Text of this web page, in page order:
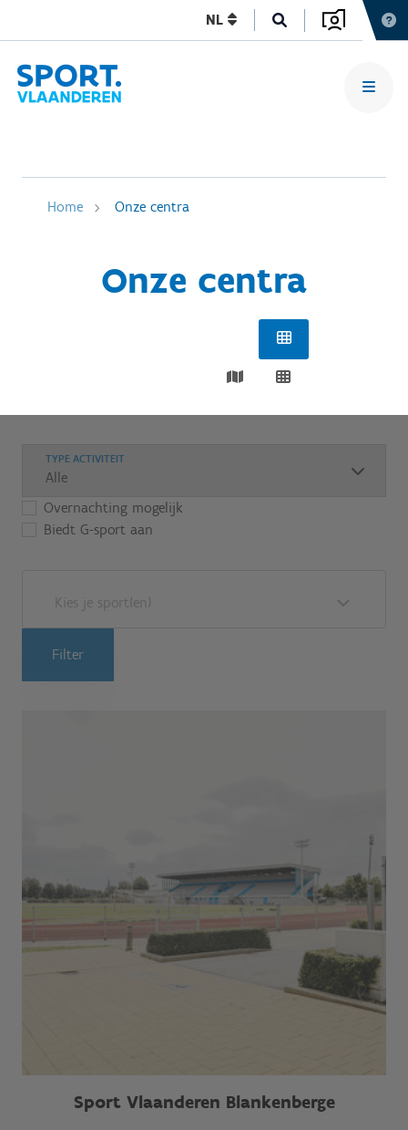
NL
Home Onze centra
Onze centra
TYPE ACTIVITEIT
Overnachting mogelijk
Biedt G-sport aan
Kies je sport(en)
Filter
Sport Vlaanderen Blankenberge